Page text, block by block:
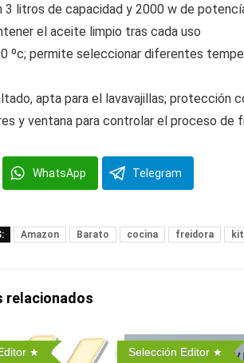
3 litros de capacidad y 2000 w de
el aceite limpio tras cada uso
ºc; permite seleccionar diferentes
apta para el lavavajillas; protección
y ventana para controlar el proceso
WhatsApp Telegram
Amazon Barato cocina freidora
relacionados
Selección Editor